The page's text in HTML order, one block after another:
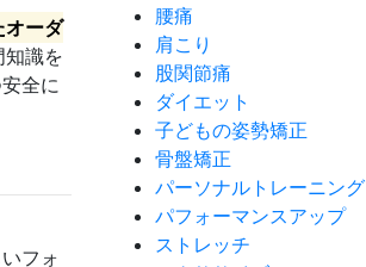
オーダ
知識を
全に
フォ
腰痛
肩こり
股関節痛
ダイエット
子どもの姿勢矯正
骨盤矯正
パーソナルトレーニング
パフォーマンスアップ
ストレッチ